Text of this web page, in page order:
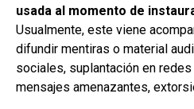
usada al momento de
Usualmente, este viene
difundir mentiras o material
sociales, suplantación en
mensajes amenazantes,